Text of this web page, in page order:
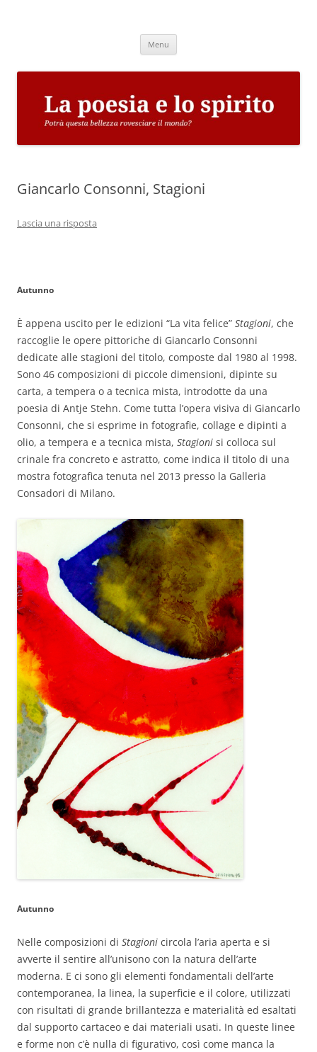
Menu
Giancarlo Consonni, Stagioni
Lascia una risposta
Autunno
È appena uscito per le edizioni “La vita felice” Stagioni, che
raccoglie le opere pittoriche di Giancarlo Consonni
dedicate alle stagioni del titolo, composte dal 1980 al 1998.
Sono 46 composizioni di piccole dimensioni, dipinte su
carta, a tempera o a tecnica mista, introdotte da una
poesia di Antje Stehn. Come tutta l’opera visiva di Giancarlo
Consonni, che si esprime in fotografie, collage e dipinti a
olio, a tempera e a tecnica mista, Stagioni si colloca sul
crinale fra concreto e astratto, come indica il titolo di una
mostra fotografica tenuta nel 2013 presso la Galleria
Consadori di Milano.
Autunno
Nelle composizioni di Stagioni circola l’aria aperta e si
avverte il sentire all’unisono con la natura dell’arte
moderna. E ci sono gli elementi fondamentali dell’arte
contemporanea, la linea, la superficie e il colore, utilizzati
con risultati di grande brillantezza e materialità ed esaltati
dal supporto cartaceo e dai materiali usati. In queste linee
e forme non c’è nulla di figurativo, così come manca la